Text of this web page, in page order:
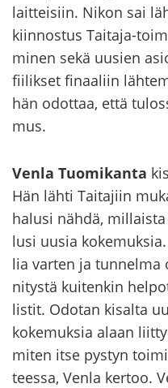
lait­tei­siin. Nikon sai
kiin­nos­tus Taitaja-​
mi­nen sekä uusien
fii­lik­set fi­naa­liin
hän odot­taa, että
mus.
Venla Tuo­mi­kan­ta
Hän lähti Tai­ta­jiin
ha­lusi nähdä,
lusi uusia
lia var­ten ja
ni­tys­tä kui­ten­kin
lis­tit. Odo­tan ki­sal­ta
ko­ke­muk­sia alaan
miten itse pys­tyn
tees­sa, Venla ker­too.